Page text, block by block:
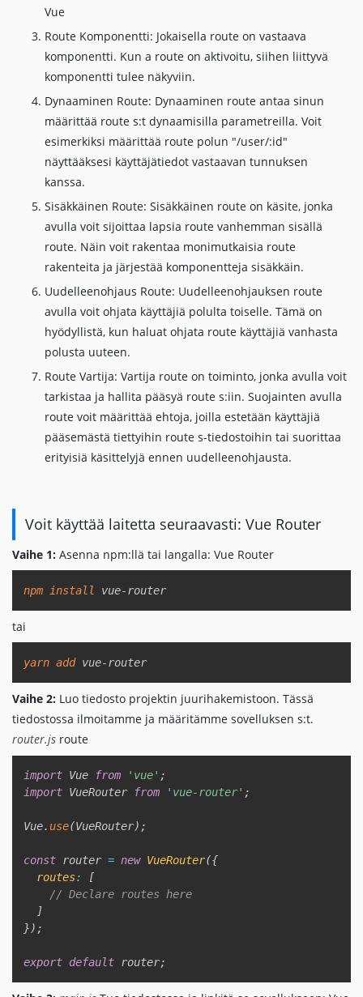
Vue
Route Komponentti: Jokaisella route on vastaava
komponentti. Kun a route on aktivoitu, siihen liittyvä
komponentti tulee näkyviin.
Dynaaminen Route: Dynaaminen route antaa sinun
määrittää route s:t dynaamisilla parametreilla. Voit
esimerkiksi määrittää route polun "/user/:id"
näyttääksesi käyttäjätiedot vastaavan tunnuksen
kanssa.
Sisäkkäinen Route: Sisäkkäinen route on käsite, jonka
avulla voit sijoittaa lapsia route vanhemman sisällä
route. Näin voit rakentaa monimutkaisia route ​​
rakenteita ja järjestää komponentteja sisäkkäin.
Uudelleenohjaus Route: Uudelleenohjauksen route
avulla voit ohjata käyttäjiä polulta toiselle. Tämä on
hyödyllistä, kun haluat ohjata route käyttäjiä vanhasta
polusta uuteen.
Route Vartija: Vartija route on toiminto, jonka avulla voit
tarkistaa ja hallita pääsyä route s:iin. Suojainten avulla
route voit määrittää ehtoja, joilla estetään käyttäjiä
pääsemästä tiettyihin route s-tiedostoihin tai suorittaa
erityisiä käsittelyjä ennen uudelleenohjausta.
Voit käyttää laitetta seuraavasti: Vue Router
Vaihe 1: Asenna npm:llä tai langalla: Vue Router
npm install vue-router
tai
yarn add vue-router
Vaihe 2: Luo tiedosto projektin juurihakemistoon. Tässä
tiedostossa ilmoitamme ja määritämme sovelluksen s:t.
router.js route
import Vue from 'vue' ;
import VueRouter from 'vue-router' ;
Vue. use(VueRouter) ;
const router = new VueRouter({
routes:
[
// Declare routes here
]
}) ;
export default router;